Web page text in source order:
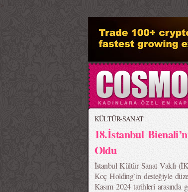
>
KÜLTÜR-SANAT
18.İstanbul
Oldu
İstanbul Kültür Sanat Vakfı
Koç Holding`in desteğiyle
Kasım 2024 tarihleri arasında